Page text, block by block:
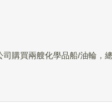
購買兩艘化學品船/油輪，